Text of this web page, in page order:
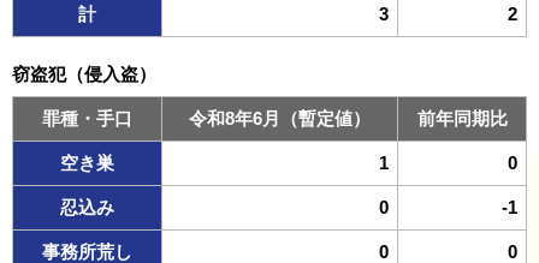
計 3 2
窃盗犯（侵入盗）
罪種・手口 令和8年6月（暫定値） 前年同期比
空き巣 1 0
忍込み 0 -1
事務所荒し 0 0